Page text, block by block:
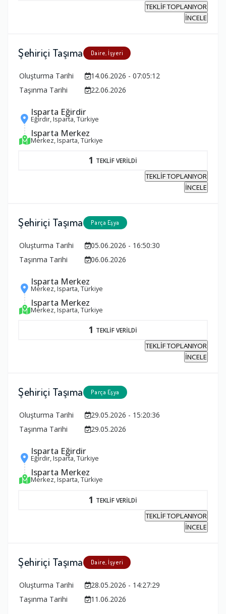
TEKLİF TOPLANIYOR
İNCELE
Şehiriçi Taşıma Daire, İşyeri
Oluşturma Tarihi
14.06.2026 - 07:05:12
Taşınma Tarihi
22.06.2026
Isparta Eğirdir
Eğirdir, Isparta, Türkiye
Isparta Merkez
Merkez, Isparta, Türkiye
1 TEKLİF VERİLDİ
TEKLİF TOPLANIYOR
İNCELE
Şehiriçi Taşıma Parça Eşya
Oluşturma Tarihi
05.06.2026 - 16:50:30
Taşınma Tarihi
06.06.2026
Isparta Merkez
Merkez, Isparta, Türkiye
Isparta Merkez
Merkez, Isparta, Türkiye
1 TEKLİF VERİLDİ
TEKLİF TOPLANIYOR
İNCELE
Şehiriçi Taşıma Parça Eşya
Oluşturma Tarihi
29.05.2026 - 15:20:36
Taşınma Tarihi
29.05.2026
Isparta Eğirdir
Eğirdir, Isparta, Türkiye
Isparta Merkez
Merkez, Isparta, Türkiye
1 TEKLİF VERİLDİ
TEKLİF TOPLANIYOR
İNCELE
Şehiriçi Taşıma Daire, İşyeri
Oluşturma Tarihi
28.05.2026 - 14:27:29
Taşınma Tarihi
11.06.2026